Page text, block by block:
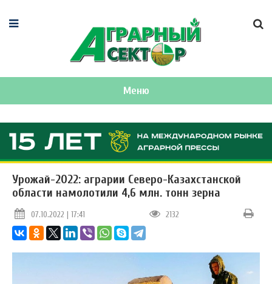
Меню
Урожай-2022: аграрии Северо-Казахстанской
области намолотили 4,6 млн. тонн зерна
07.10.2022 | 17:41 2132